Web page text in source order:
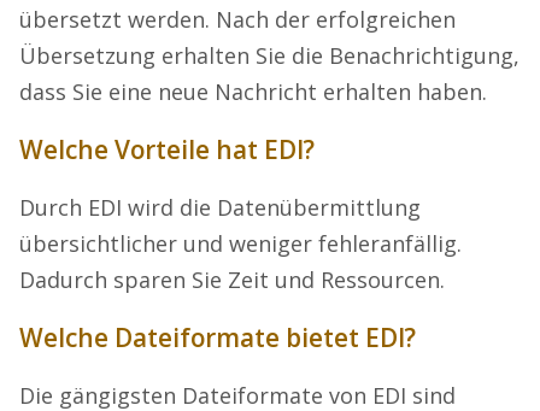
übersetzt werden. Nach der erfolgreichen
Übersetzung erhalten Sie die Benachrichtigung,
dass Sie eine neue Nachricht erhalten haben.
Welche Vorteile hat EDI?
Durch EDI wird die Datenübermittlung
übersichtlicher und weniger fehleranfällig.
Dadurch sparen Sie Zeit und Ressourcen.
Welche Dateiformate bietet EDI?
Die gängigsten Dateiformate von EDI sind